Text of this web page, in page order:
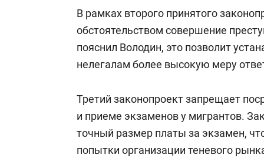
В рамках второго принятого
обстоятельством совершение
пояснил Володин, это позволит
нелегалам более высокую меру
Третий законопроект запрещает
и приеме экзаменов у мигрантов.
точный размер платы за экзамен,
попытки организации теневого